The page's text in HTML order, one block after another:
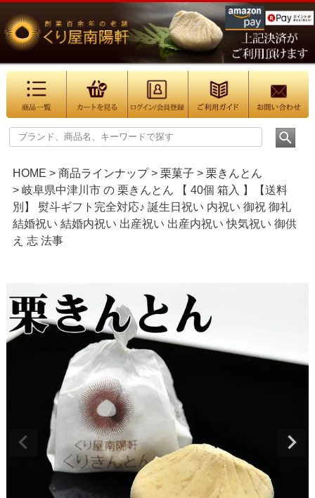
HOME 商品ラインナップ 栗菓子
栗きんとん
岐阜県中津川市 の 栗きんとん 【 40個 箱入 】【送料
別】 熨斗ギフト完全対応♪ 誕生日祝い 内祝い 御祝 御礼
結婚祝い 結婚内祝い 出産祝い 出産内祝い 快気祝い 御供
え 志 法事